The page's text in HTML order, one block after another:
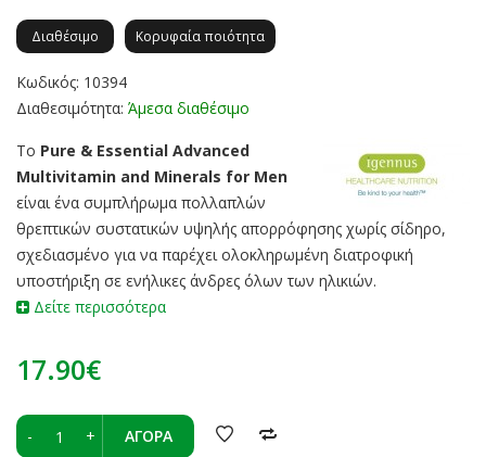
Διαθέσιμο Κορυφαία ποιότητα
Κωδικός: 10394
Διαθεσιμότητα: Άμεσα διαθέσιμο
Το Pure & Essential Advanced
Multivitamin and Minerals for Men
είναι ένα συμπλήρωμα πολλαπλών
θρεπτικών συστατικών υψηλής απορρόφησης χωρίς σίδηρο,
σχεδιασμένο για να παρέχει ολοκληρωμένη διατροφική
υποστήριξη σε ενήλικες άνδρες όλων των ηλικιών.
Δείτε περισσότερα
17.90€
- + ΑΓΟΡΆ